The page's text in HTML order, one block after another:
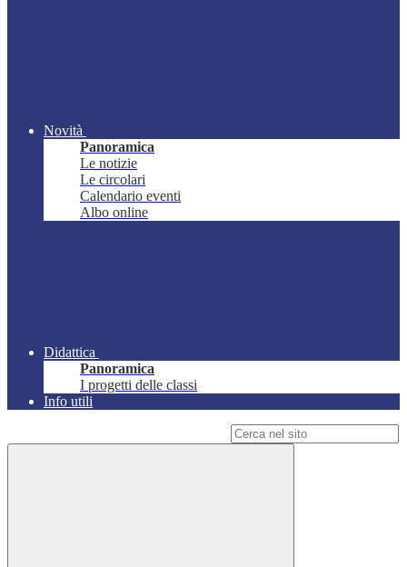
Novità
Panoramica
Le notizie
Le circolari
Calendario eventi
Albo online
Didattica
Panoramica
I progetti delle classi
Info utili